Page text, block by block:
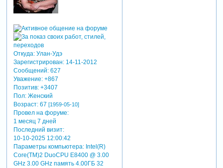
Откуда:Улан-Удэ
Зарегистрирован: 14-11-2012
Сообщений:627
Уважение: +867
Позитив: +3407
Пол:Женский
Возраст:67 [1959-05-10]
Провел на форуме:
1 месяц 7 дней
Последний визит:
10-10-2025 12:00:42
Параметры компьютера:Intel(R)
Core(TM)2 DuoCPU E8400 @ 3.00
GHz 3.00 GHz память 4.00ГБ 32